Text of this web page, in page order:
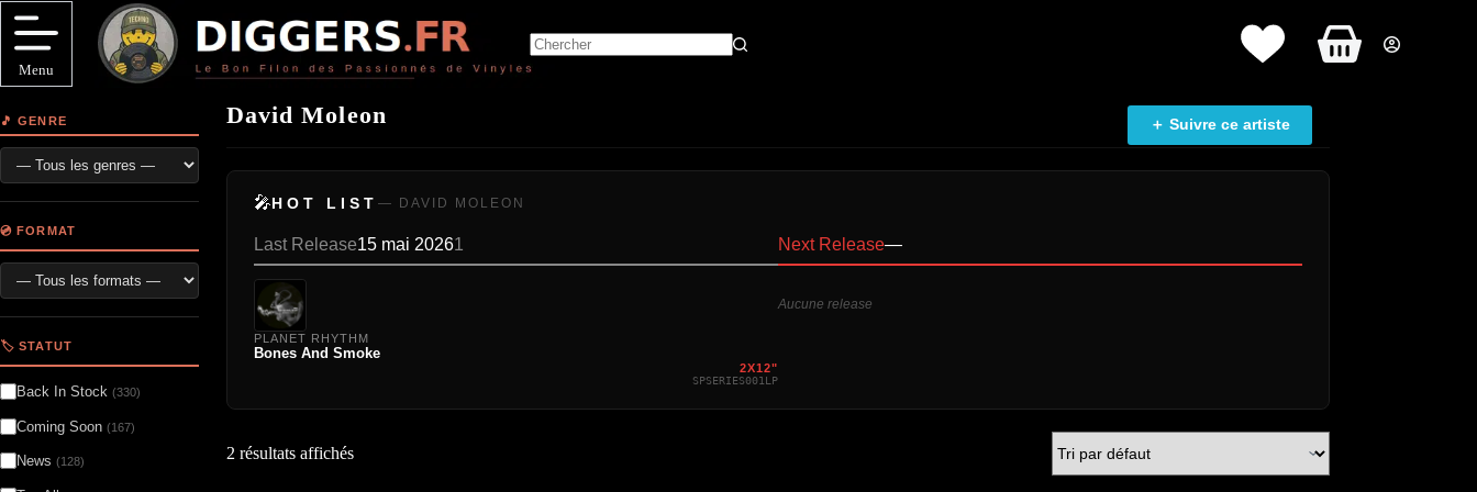
Passer
au
contenu
Menu
Panier
David Moleon ＋ Suivre ce artiste
🎤HOT LIST — DAVID MOLEON
Last Release15 mai 20261
PLANET RHYTHM
Bones And Smoke
2X12"
SPSERIES001LP
Next Release—
Aucune release
2 résultats affichés
🎵 GENRE
💿 FORMAT
🏷️ STATUT
Back In Stock (330)
Coming Soon (167)
News (128)